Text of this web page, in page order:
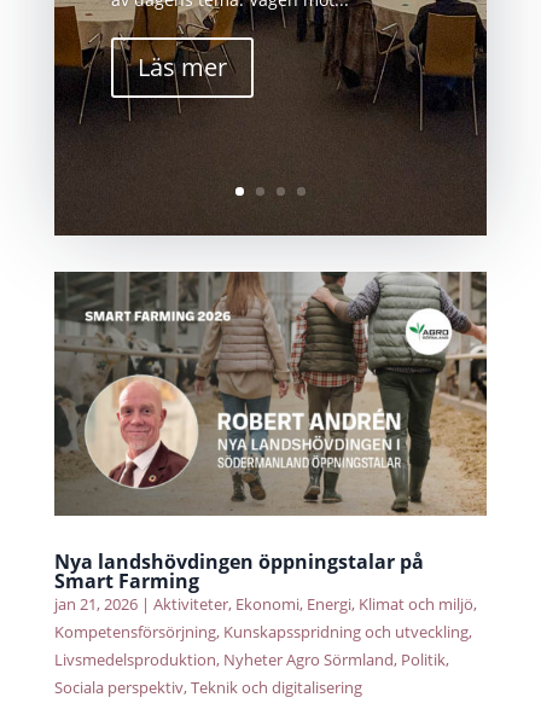
Läs mer
Nya landshövdingen öppningstalar på
Smart Farming
jan 21, 2026| Aktiviteter, Ekonomi, Energi, Klimat och miljö,
Kompetensförsörjning, Kunskapsspridning och utveckling,
Livsmedelsproduktion, Nyheter Agro Sörmland, Politik,
Sociala perspektiv,Teknik och digitalisering